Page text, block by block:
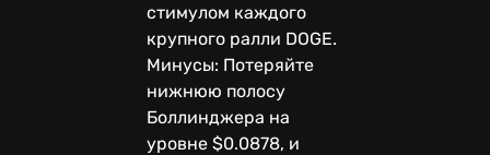
стимулом каждого
крупного ралли DOGE.
Минусы: Потеряйте
нижнюю полосу
Боллинджера на
уровне $0.0878, и